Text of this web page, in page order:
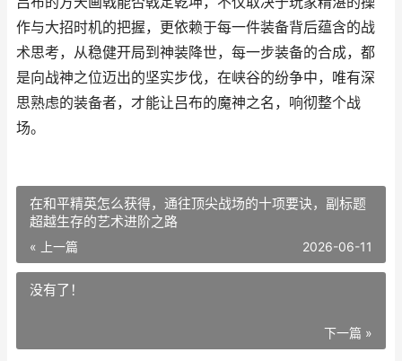
作与大招时机的把握，更依赖于每一件装备背后蕴含的战
术思考，从稳健开局到神装降世，每一步装备的合成，都
是向战神之位迈出的坚实步伐，在峡谷的纷争中，唯有深
思熟虑的装备者，才能让吕布的魔神之名，响彻整个战
场。
在和平精英怎么获得，通往顶尖战场的十项要诀，副标题
超越生存的艺术进阶之路
« 上一篇 2026-06-11
没有了！
下一篇 »